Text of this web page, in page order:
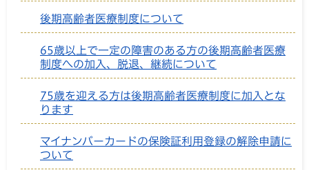
後期高齢者医療制度について
65歳以上で一定の障害のある方の後期高齢者医療
制度への加入、脱退、継続について
75歳を迎える方は後期高齢者医療制度に加入とな
ります
マイナンバーカードの保険証利用登録の解除申請に
ついて